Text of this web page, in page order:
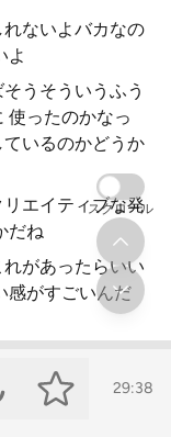
ないよバカなの
よ
うそういうふう
使ったのかなっ
いるのかどうか
エイティブな発
だね
があったらいい
感がすごいんだ
便性 29:38
スクロール